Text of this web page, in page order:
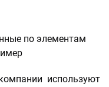
используют